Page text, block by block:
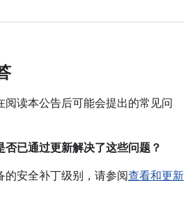
阅读本公告后可能会提出的常见问
否已通过更新解决了这些问题？
的安全补丁级别，请参阅查看和更新